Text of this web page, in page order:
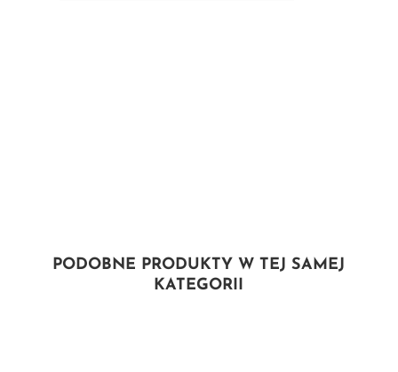
PODOBNE PRODUKTY W TEJ SAMEJ
KATEGORII